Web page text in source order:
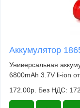
Аккумулятор
Универсальная
6800mAh 3.7V li-ion
172.00р. Без НДС: